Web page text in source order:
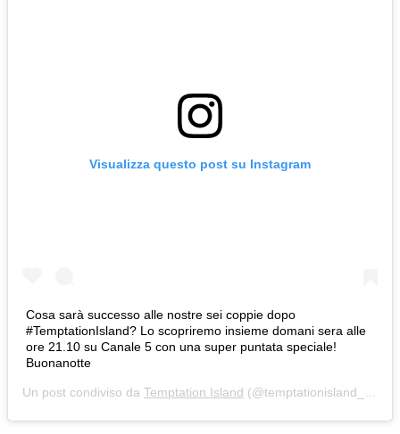
Visualizza questo post su Instagram
Cosa sarà successo alle nostre sei coppie dopo
#TemptationIsland? Lo scopriremo insieme domani sera alle
ore 21.10 su Canale 5 con una super puntata speciale!
Buonanotte
Un post condiviso da Temptation Island (@temptationisland_official) in data: